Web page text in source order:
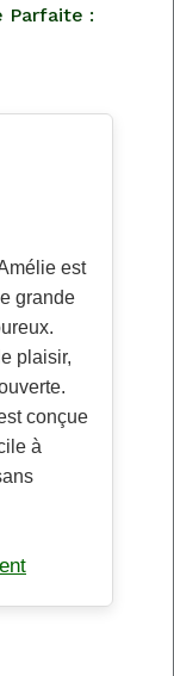
Parfaite :
est
grande
plaisir,
conçue
à